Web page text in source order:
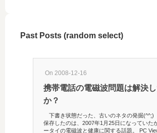
Past Posts (random select)
On 2008-12-16
携帯電話の電磁波問題は解決
か？
下書き状態だった、古いのネタの発掘
保存したのは、2007年1月25日になって
ータイの電磁波と健康に関する話題。 PC